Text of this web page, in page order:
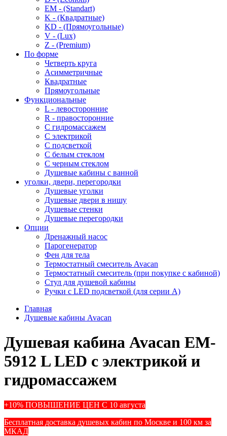
EM - (Standart)
K - (Квадратные)
KD - (Прямоугольные)
V - (Lux)
Z - (Premium)
По форме
Четверть круга
Асимметричные
Квадратные
Прямоугольные
Функциональные
L - левосторонние
R - правосторонние
С гидромассажем
С электрикой
С подсветкой
С белым стеклом
С черным стеклом
Душевые кабины с ванной
уголки, двери, перегородки
Душевые уголки
Душевые двери в нишу
Душевые стенки
Душевые перегородки
Опции
Дренажный насос
Парогенератор
Фен для тела
Термостатный смеситель Avacan
Термостатный смеситель (при покупке с кабиной)
Стул для душевой кабины
Ручки с LED подсветкой (для серии A)
Главная
Душевые кабины Avacan
Душевая кабина Avacan EM-
5912 L LED с электрикой и
гидромассажем
+10% ПОВЫШЕНИЕ ЦЕН С 10 августа
Бесплатная доставка душевых кабин по Москве и 100 км за
МКАД